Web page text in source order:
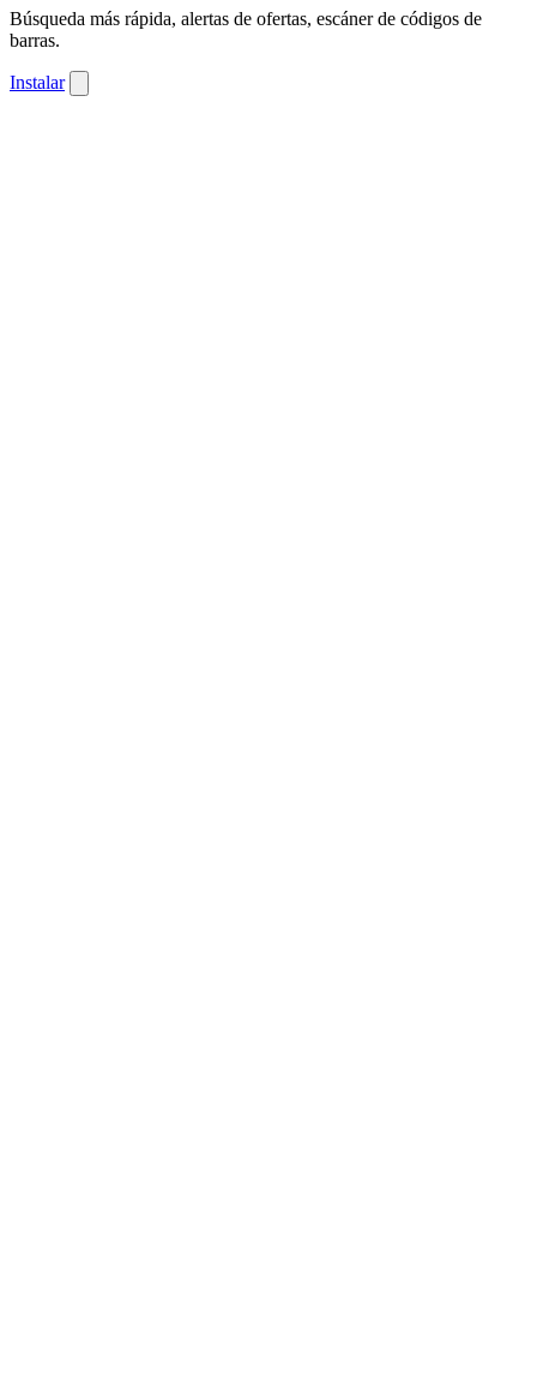
Búsqueda más rápida, alertas de ofertas, escáner de códigos de
barras.
Instalar